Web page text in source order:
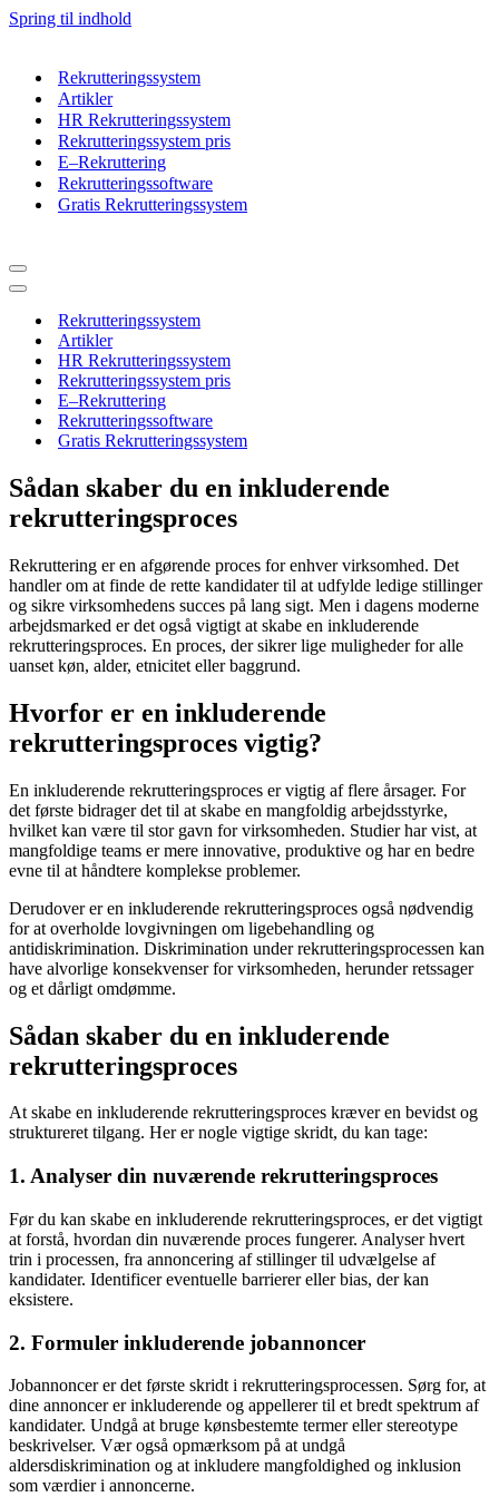
Spring til indhold
Rekrutteringssystem
Artikler
HR Rekrutteringssystem
Rekrutteringssystem pris
E–Rekruttering
Rekrutteringssoftware
Gratis Rekrutteringssystem
Navigation
menu
Navigation
Rekrutteringssystem
Artikler
HR Rekrutteringssystem
Rekrutteringssystem pris
E–Rekruttering
Rekrutteringssoftware
Gratis Rekrutteringssystem
Sådan skaber du en inkluderende
rekrutteringsproces
Rekruttering er en afgørende proces for enhver virksomhed. Det
handler om at finde de rette kandidater til at udfylde ledige stillinger
og sikre virksomhedens succes på lang sigt. Men i dagens moderne
arbejdsmarked er det også vigtigt at skabe en inkluderende
rekrutteringsproces. En proces, der sikrer lige muligheder for alle
uanset køn, alder, etnicitet eller baggrund.
Hvorfor er en inkluderende
rekrutteringsproces vigtig?
En inkluderende rekrutteringsproces er vigtig af flere årsager. For
det første bidrager det til at skabe en mangfoldig arbejdsstyrke,
hvilket kan være til stor gavn for virksomheden. Studier har vist, at
mangfoldige teams er mere innovative, produktive og har en bedre
evne til at håndtere komplekse problemer.
Derudover er en inkluderende rekrutteringsproces også nødvendig
for at overholde lovgivningen om ligebehandling og
antidiskrimination. Diskrimination under rekrutteringsprocessen kan
have alvorlige konsekvenser for virksomheden, herunder retssager
og et dårligt omdømme.
Sådan skaber du en inkluderende
rekrutteringsproces
At skabe en inkluderende rekrutteringsproces kræver en bevidst og
struktureret tilgang. Her er nogle vigtige skridt, du kan tage:
1. Analyser din nuværende rekrutteringsproces
Før du kan skabe en inkluderende rekrutteringsproces, er det vigtigt
at forstå, hvordan din nuværende proces fungerer. Analyser hvert
trin i processen, fra annoncering af stillinger til udvælgelse af
kandidater. Identificer eventuelle barrierer eller bias, der kan
eksistere.
2. Formuler inkluderende jobannoncer
Jobannoncer er det første skridt i rekrutteringsprocessen. Sørg for, at
dine annoncer er inkluderende og appellerer til et bredt spektrum af
kandidater. Undgå at bruge kønsbestemte termer eller stereotype
beskrivelser. Vær også opmærksom på at undgå
aldersdiskrimination og at inkludere mangfoldighed og inklusion
som værdier i annoncerne.